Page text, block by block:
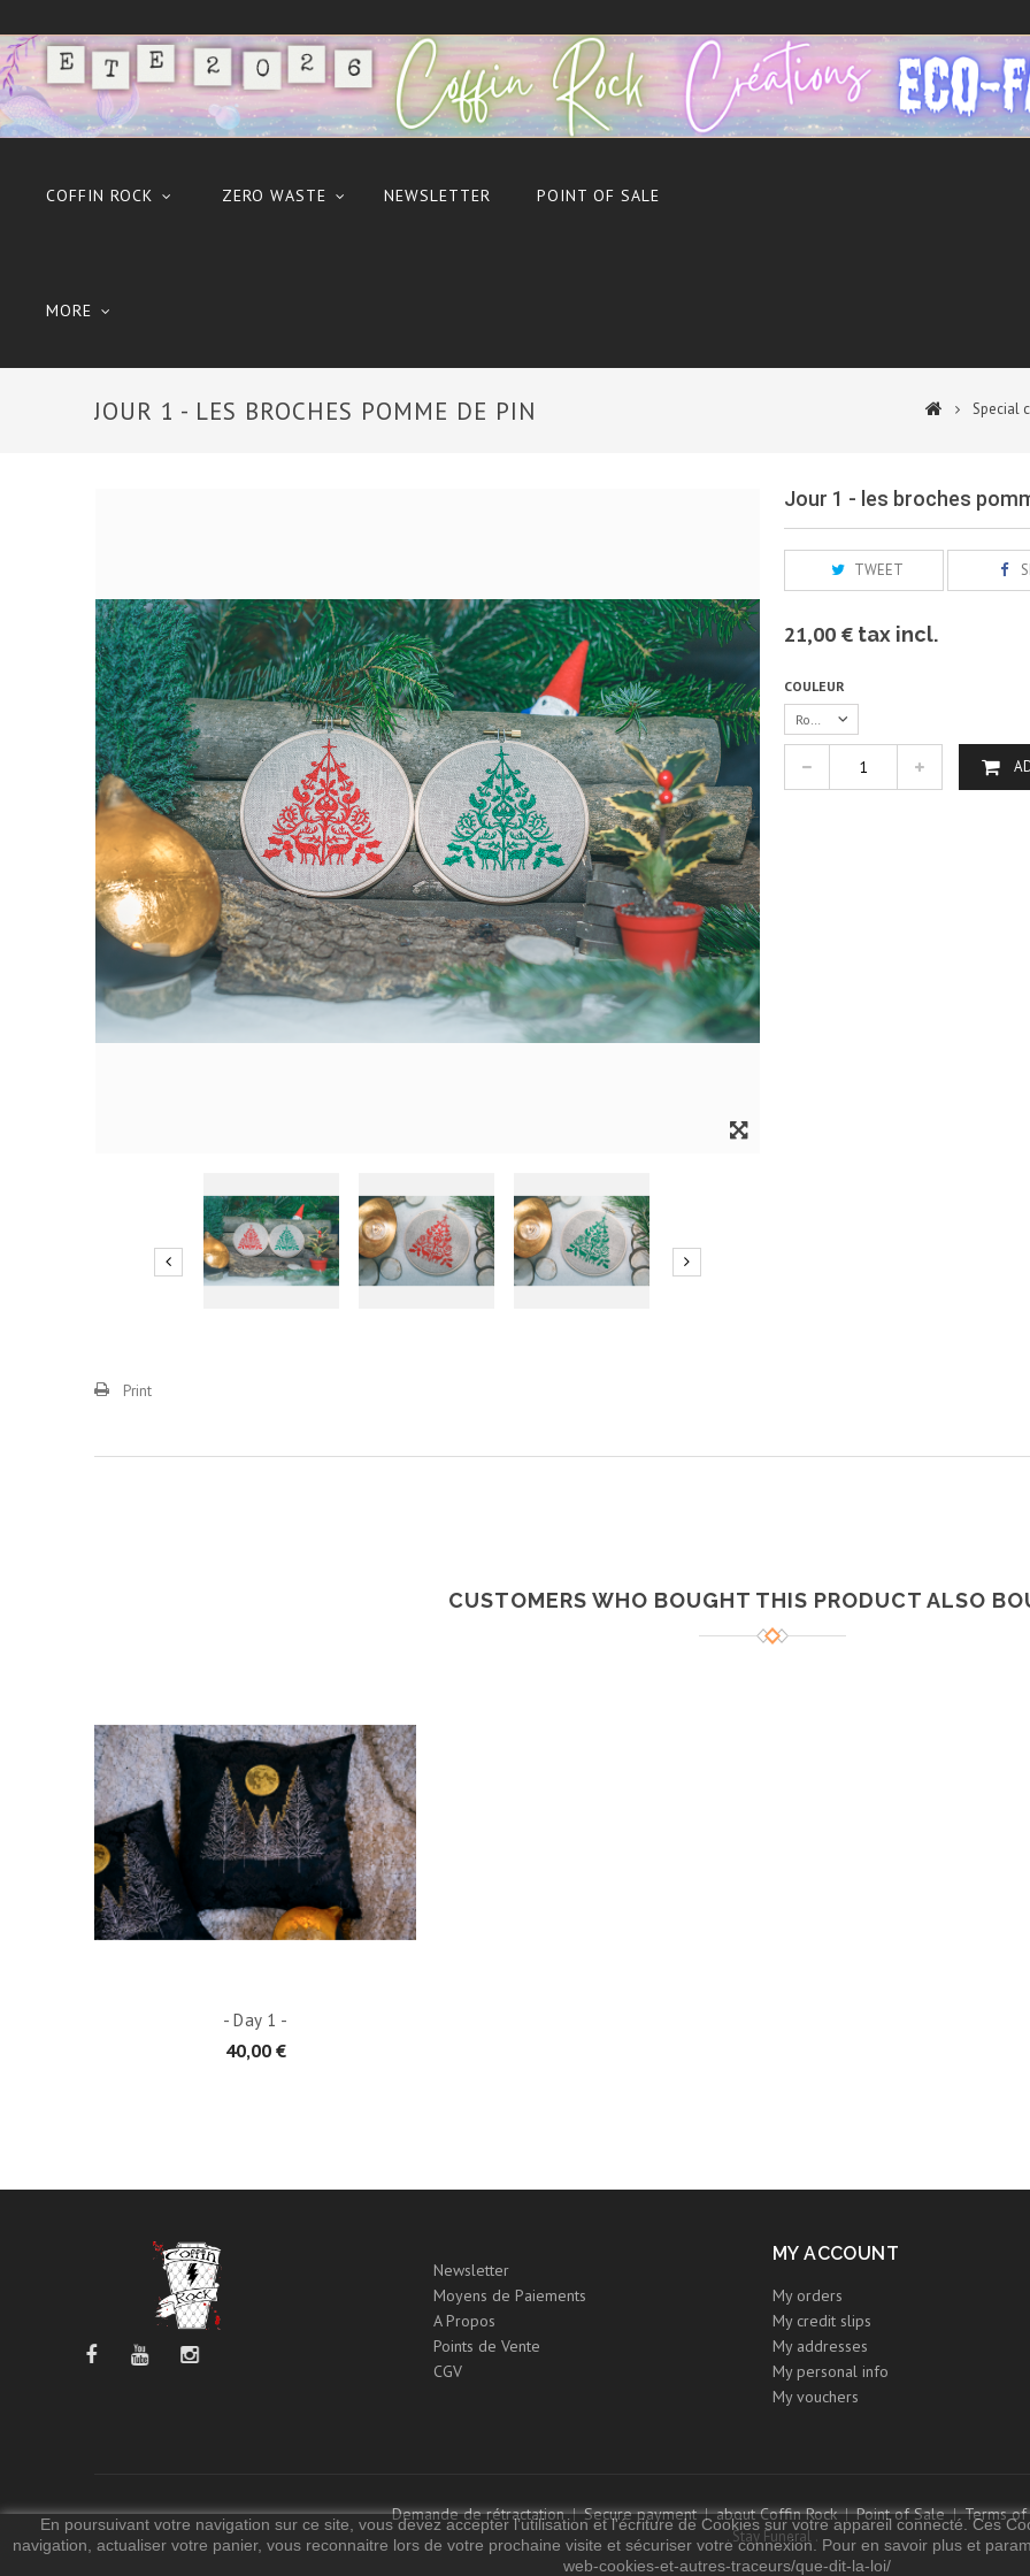
COFFIN ROCK ZERO WASTE NEWSLETTER POINT OF SALE
MORE
JOUR 1 - LES BROCHES POMME DE PIN Special
Print
Jour 1 - les broches
TWEET
21,00 € tax incl.
COULEUR
Rouge
CUSTOMERS WHO BOUGHT THIS PRODUCT ALSO
- Day 1 -
40,00 €
Newsletter
Moyens de Paiements
A Propos
Points de Vente
CGV
MY ACCOUNT
My orders
My credit slips
My addresses
My personal info
My vouchers
Demande de rétractation Secure payment about Coffin Rock Point of Sale Terms of
. Stay Funeral .
En poursuivant votre navigation sur ce site, vous devez accepter l’utilisation et l'écriture de Cookies sur votre appareil connecté. Ces
navigation, actualiser votre panier, vous reconnaitre lors de votre prochaine visite et sécuriser votre connexion. Pour en savoir plus et
web-cookies-et-autres-traceurs/que-dit-la-loi/